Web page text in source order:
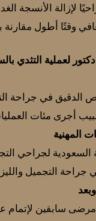
لإزالة الأنسجة
وقتًا أطول مقارنة
لعملية التثدي
الدقيق في جراحة
أجرى مئات
المهنية
السعودية لجراحي
جراحة التجميل
سابقين لإتمام